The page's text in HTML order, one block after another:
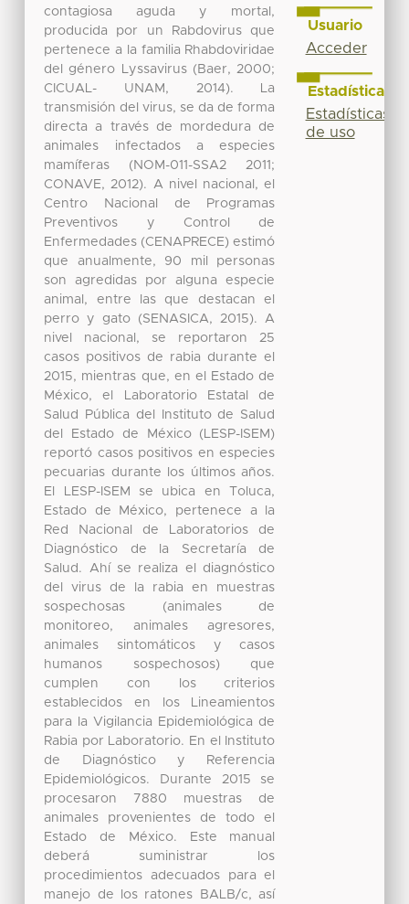
contagiosa aguda y mortal,
producida por un Rabdovirus que
pertenece a la familia Rhabdoviridae
del género Lyssavirus (Baer, 2000;
CICUAL- UNAM, 2014). La
transmisión del virus, se da de forma
directa a través de mordedura de
animales infectados a especies
mamíferas (NOM-011-SSA2 2011;
CONAVE, 2012). A nivel nacional, el
Centro Nacional de Programas
Preventivos y Control de
Enfermedades (CENAPRECE) estimó
que anualmente, 90 mil personas
son agredidas por alguna especie
animal, entre las que destacan el
perro y gato (SENASICA, 2015). A
nivel nacional, se reportaron 25
casos positivos de rabia durante el
2015, mientras que, en el Estado de
México, el Laboratorio Estatal de
Salud Pública del Instituto de Salud
del Estado de México (LESP-ISEM)
reportó casos positivos en especies
pecuarias durante los últimos años.
El LESP-ISEM se ubica en Toluca,
Estado de México, pertenece a la
Red Nacional de Laboratorios de
Diagnóstico de la Secretaría de
Salud. Ahí se realiza el diagnóstico
del virus de la rabia en muestras
sospechosas (animales de
monitoreo, animales agresores,
animales sintomáticos y casos
humanos sospechosos) que
cumplen con los criterios
establecidos en los Lineamientos
para la Vigilancia Epidemiológica de
Rabia por Laboratorio. En el Instituto
de Diagnóstico y Referencia
Epidemiológicos. Durante 2015 se
procesaron 7880 muestras de
animales provenientes de todo el
Estado de México. Este manual
deberá suministrar los
procedimientos adecuados para el
manejo de los ratones BALB/c, así
Usuario
Acceder
Estadísticas
Estadísticas
de uso